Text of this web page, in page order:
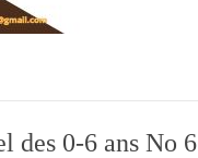
des 0-6 ans No 6